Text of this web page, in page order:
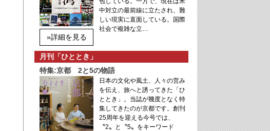
»詳細を見る
中対立の最前線に立たされ、難
しい現実に直面している。国際
社会で複雑な立…
月刊「ひととき」
特集:京都 2と5の物語
日本の文化や風土、人々の営み
を伝え、旅へと誘ってきた「ひ
ととき」。当誌が幾度となく特
集してきたのが京都です。創刊
25周年を迎える今号では、
〝2〟と〝5〟をキーワード